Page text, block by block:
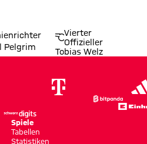
Pelgrim
Vierter
Offizieller
Tobias Welz
Spiele
Tabellen
Statistiken